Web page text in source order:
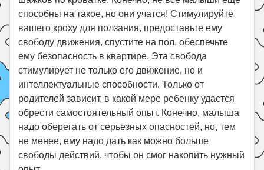
способны на такое, но они учатся! Стимулируйте
вашего кроху для ползания, предоставьте ему
свободу движения, спустите на пол, обеспечьте
ему безопасность в квартире. Эта свобода
стимулирует не только его движение, но и
интеллектуальные способности. Только от
родителей зависит, в какой мере ребенку удастся
обрести самостоятельный опыт. Конечно, малыша
надо оберегать от серьезных опасностей, но, тем
не менее, ему надо дать как можно больше
свободы действий, чтобы он смог накопить нужный